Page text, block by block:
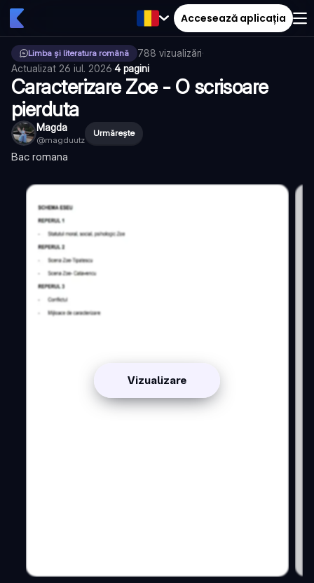
Accesează aplicația
Limba și literatura română 788 vizualizări·
Actualizat 26 iul. 2026·4 pagini
Caracterizare Zoe - O scrisoare
pierduta
Magda
@magduutz
Urmărește
Bac romana
Vizualizare